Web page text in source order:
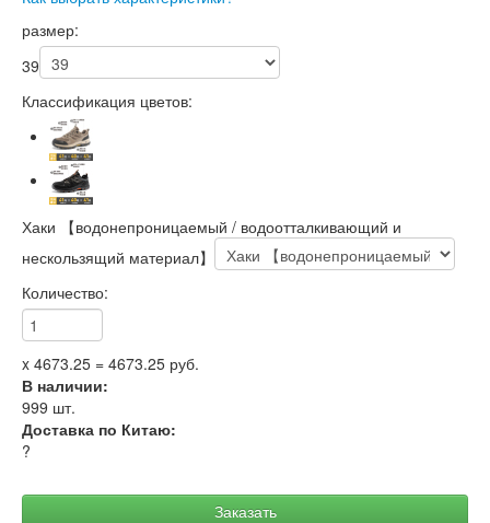
размер:
39
Классификация цветов:
Хаки 【водонепроницаемый / водоотталкивающий и
нескользящий материал】
Количество:
x 4673.25 = 4673.25 руб.
В наличии:
999 шт.
Доставка по Китаю:
?
Заказать